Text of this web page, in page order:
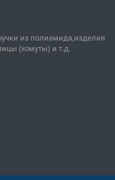
из полиамида,изделия
(хомуты) и т.д.